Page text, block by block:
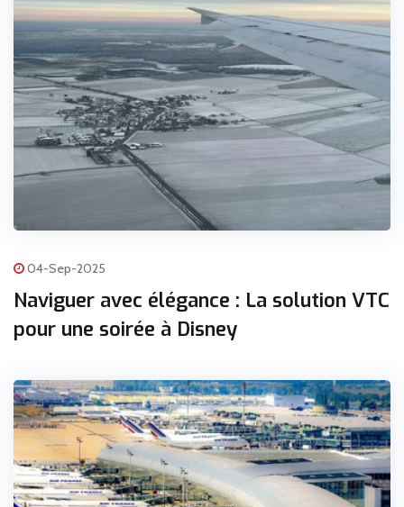
04-Sep-2025
Naviguer avec élégance : La solution VTC
pour une soirée à Disney